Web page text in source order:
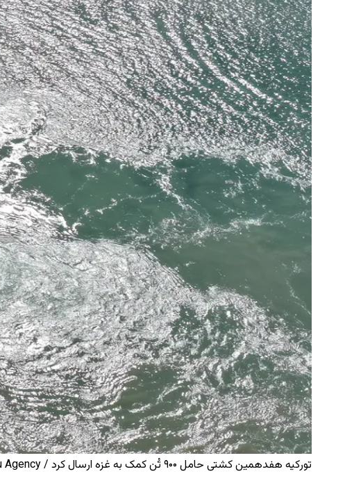
تورکیه هفدهمین کشتی حامل ۹۰۰ تُن کمک به غزه ارسال کرد / Anadolu Agency